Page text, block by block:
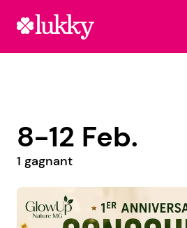
8-12 Feb.
1 gagnant
Ando NY aina en ligne